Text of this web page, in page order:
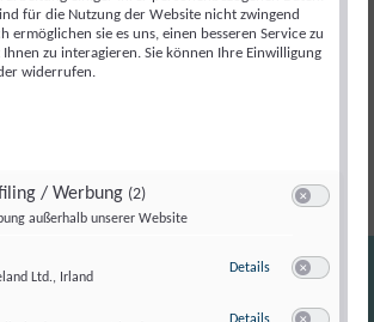
für die Nutzung der Website nicht zwingend
ermöglichen sie es uns, einen besseren Service zu
zu interagieren. Sie können Ihre Einwilligung
widerrufen.
/ Werbung (2)
außerhalb unserer Website
Ltd., Irland
Details zu Meta Pixel
Details zu LinkedIn Pixel